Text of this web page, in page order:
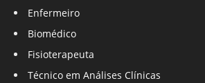
Enfermeiro
Biomédico
Fisioterapeuta
Técnico em Análises Clínicas